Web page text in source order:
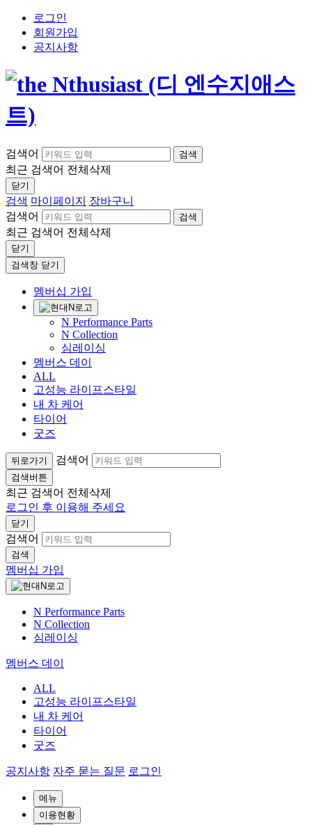
로그인
회원가입
공지사항
검색어 검색
최근 검색어 전체삭제
닫기
검색 마이페이지
장바구니
검색어
검색
최근 검색어 전체삭제
닫기
검색창 닫기
멤버십 가입
N Performance Parts
N Collection
심레이싱
멤버스 데이
ALL
고성능 라이프스타일
내 차 케어
타이어
굿즈
뒤로가기 검색어
검색버튼
최근 검색어 전체삭제
로그인 후 이용해 주세요
닫기
검색어
검색
멤버십 가입
N Performance Parts
N Collection
심레이싱
멤버스 데이
ALL
고성능 라이프스타일
내 차 케어
타이어
굿즈
공지사항 자주 묻는 질문 로그인
메뉴
이용현황